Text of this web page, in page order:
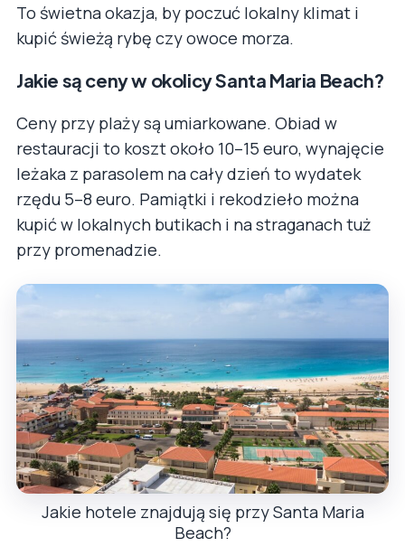
To świetna okazja, by poczuć lokalny klimat i
kupić świeżą rybę czy owoce morza.
Jakie są ceny w okolicy Santa Maria Beach?
Ceny przy plaży są umiarkowane. Obiad w
restauracji to koszt około 10–15 euro, wynajęcie
leżaka z parasolem na cały dzień to wydatek
rzędu 5–8 euro. Pamiątki i rekodzieło można
kupić w lokalnych butikach i na straganach tuż
przy promenadzie.
Jakie hotele znajdują się przy Santa Maria
Beach?